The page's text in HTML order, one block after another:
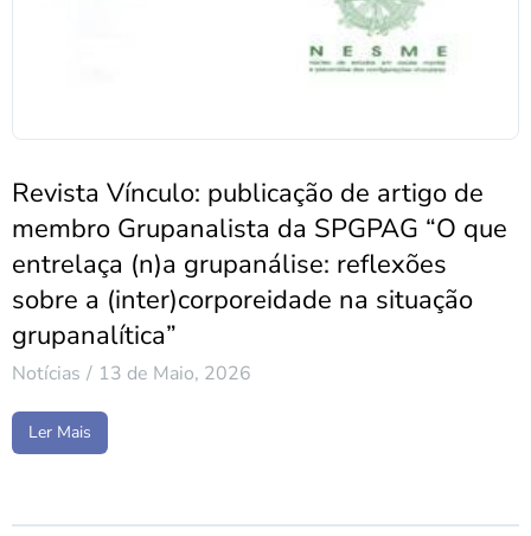
Revista Vínculo: publicação de artigo de
membro Grupanalista da SPGPAG “O que
entrelaça (n)a grupanálise: reflexões
sobre a (inter)corporeidade na situação
grupanalítica”
Notícias 13 de Maio, 2026
Ler Mais